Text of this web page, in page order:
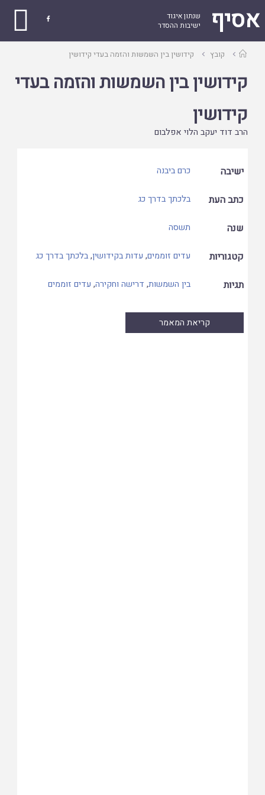
אסיף
שנתון איגוד
ישיבות ההסדר

עמודקובץ קידושין בין השמשות והזמה בעדי קידושין
קידושין בין השמשות והזמה בעדי
קידושין
הרב דוד יעקב הלוי אפלבום
ישיבה כרם ביבנה
כתב העת בלכתך בדרך כג
שנה תשסה
קטגוריות עדים זוממים, עדות בקידושין,בלכתך בדרך כג
תגיות בין השמשות, דרישה וחקירה, עדים זוממים
קריאת המאמר